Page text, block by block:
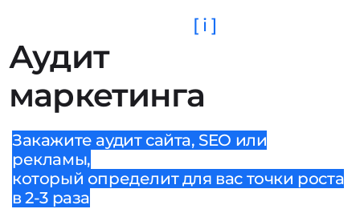
Аудит
маркетинга
[ i ]
Закажите аудит сайта, SEO или
рекламы,
который определит для вас точки роста
в 2-3 раза